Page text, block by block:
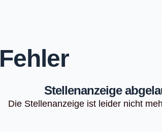
Fehler
Stellenanzeige
Die Stellenanzeige ist leider nicht